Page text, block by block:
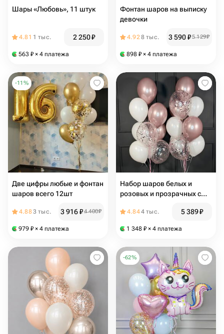
Шары «Любовь», 11 штук
4.81 1 тыс. 2 250₽
563 ₽ × 4 платежа
Фонтан шаров на выписку
девочки
4.928 тыс. 3 590₽5 129₽
898 ₽ × 4 платежа
-11 %
Две цифры любые и фонтан
шаров всего 12шт
4.883 тыс. 3 916₽4 400₽
979 ₽ × 4 платежа
Набор шаров белых и
розовых и прозрачных с
4.844 тыс. 5 389₽
1 348 ₽ × 4 платежа
-62%